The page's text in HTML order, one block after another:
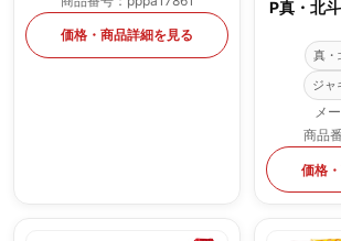
価格・商品詳細を見る
P真・北
真・
ジャ
メ
商品
価格